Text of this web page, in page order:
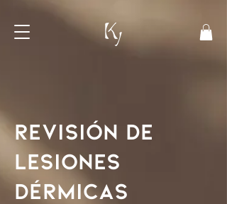
Revisión de
Lesiones
Dérmicas